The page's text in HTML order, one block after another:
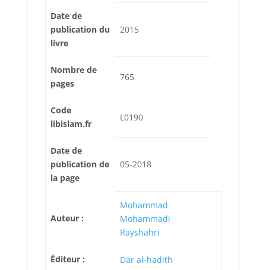
Date de
publication du
livre
2015
Nombre de
pages
765
Code
libislam.fr
L0190
Date de
publication de
la page
05-2018
Auteur :
Mohammad
Mohammadi
Rayshahri
Éditeur : Dar al-hadith